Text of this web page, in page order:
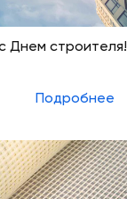
Днем строителя!
Подробнее